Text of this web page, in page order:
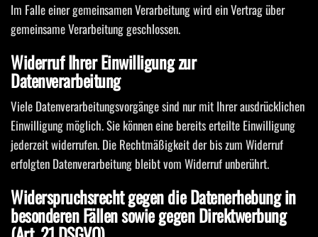
Im Falle einer gemeinsamen Verarbeitung wird ein Vertrag über
gemeinsame Verarbeitung geschlossen.
Widerruf Ihrer Einwilligung zur
Datenverarbeitung
Viele Datenverarbeitungsvorgänge sind nur mit Ihrer ausdrücklichen
Einwilligung möglich. Sie können eine bereits erteilte Einwilligung
jederzeit widerrufen. Die Rechtmäßigkeit der bis zum Widerruf
erfolgten Datenverarbeitung bleibt vom Widerruf unberührt.
Widerspruchsrecht gegen die Datenerhebung in
besonderen Fällen sowie gegen Direktwerbung